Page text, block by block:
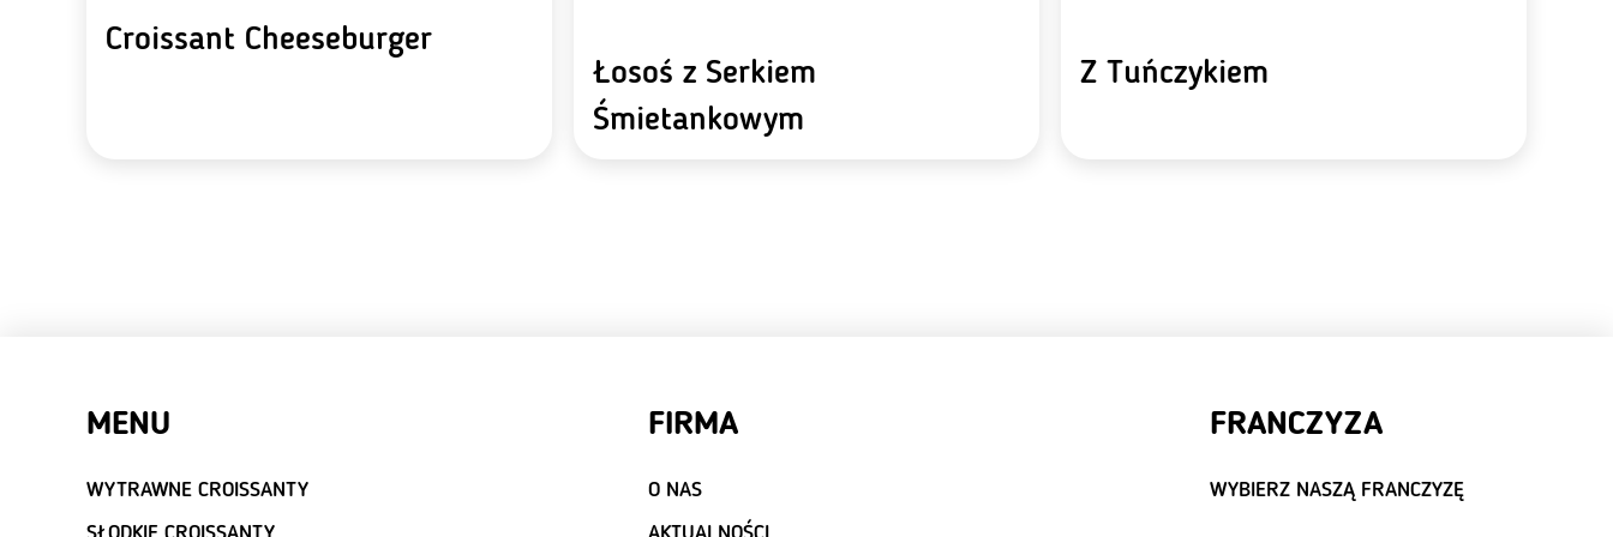
Croissant Cheeseburger
Łosoś z Serkiem
Śmietankowym
Z Tuńczykiem
MENU
WYTRAWNE CROISSANTY
FIRMA
O NAS
FRANCZYZA
WYBIERZ NASZĄ FRANCZYZĘ